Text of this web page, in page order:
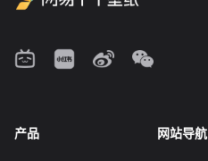
产品 网站导航